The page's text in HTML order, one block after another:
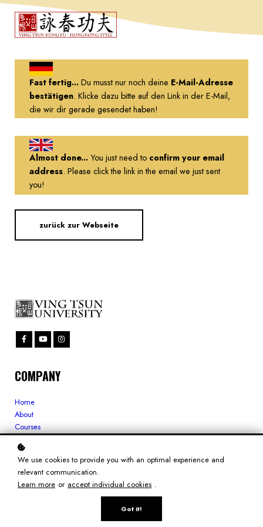
Fast fertig... Du musst nur noch deine E-Mail-Adresse
bestätigen. Klicke dazu bitte auf den Link in der E-Mail,
die wir dir gerade gesendet haben!
Almost done... You just need to confirm your email
address. Please click the link in the email we just sent
you!
zurück zur Webseite
COMPANY
Home
About
Courses
LEGAL
Privacy Policy
We use cookies to provide you with an optimal experience and
relevant communication.
Learn more or accept individual cookies .
Got it!